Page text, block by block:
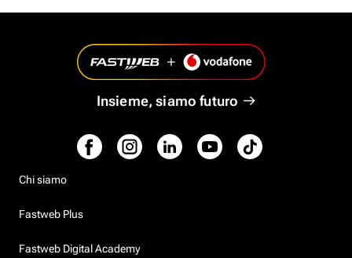
Insieme, siamo futuro
Chi siamo
Fastweb Plus
Fastweb Digital Academy